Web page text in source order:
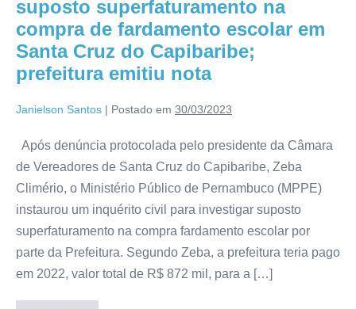
suposto superfaturamento na
compra de fardamento escolar em
Santa Cruz do Capibaribe;
prefeitura emitiu nota
Janielson Santos | Postado em 30/03/2023
Após denúncia protocolada pelo presidente da Câmara
de Vereadores de Santa Cruz do Capibaribe, Zeba
Climério, o Ministério Público de Pernambuco (MPPE)
instaurou um inquérito civil para investigar suposto
superfaturamento na compra fardamento escolar por
parte da Prefeitura. Segundo Zeba, a prefeitura teria pago
em 2022, valor total de R$ 872 mil, para a […]